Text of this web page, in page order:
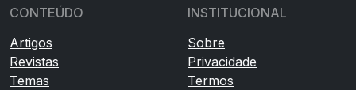
CONTEÚDO
Artigos
Revistas
Temas
INSTITUCIONAL
Sobre
Privacidade
Termos